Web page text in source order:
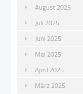
August 2025
Juli 2025
Juni 2025
Mai 2025
April 2025
März 2025